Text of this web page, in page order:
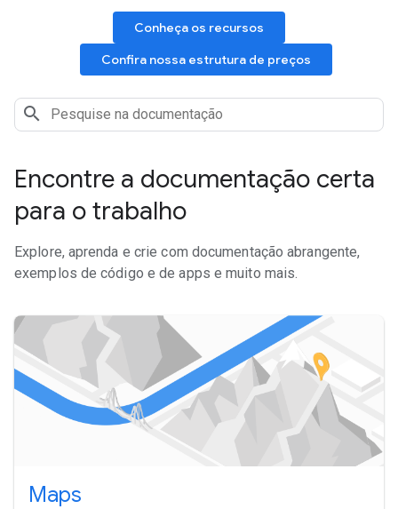
Conheça os recursos
Confira nossa estrutura de preços
Encontre a documentação certa
para o trabalho
Explore, aprenda e crie com documentação abrangente,
exemplos de código e de apps e muito mais.
Maps